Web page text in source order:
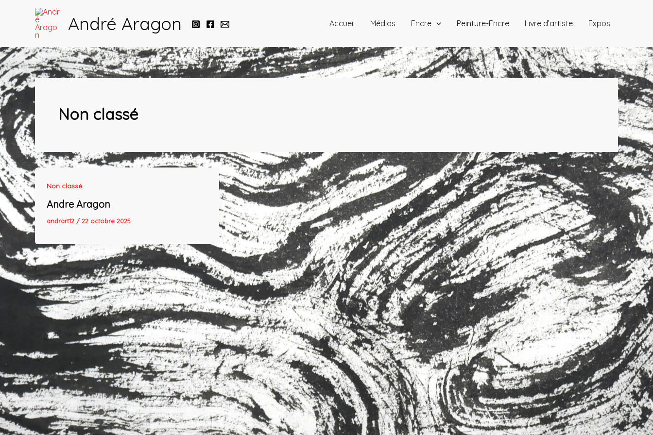
André Aragon Accueil Médias Encre Peinture-Encre Livre d’artiste Expos
Non classé
Non classé
Andre Aragon
andrart12 / 22 octobre 2025